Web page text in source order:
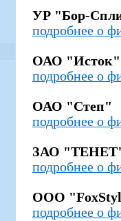
УР "Бор-
подробнее о
ОАО "Исток"
подробнее о
ОАО "Степ"
подробнее о
ЗАО
подробнее о
ООО
подробнее о